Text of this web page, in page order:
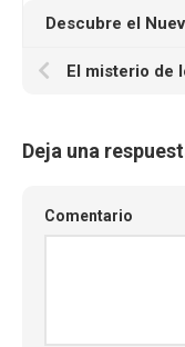
El misterio de
Deja una
Comentario